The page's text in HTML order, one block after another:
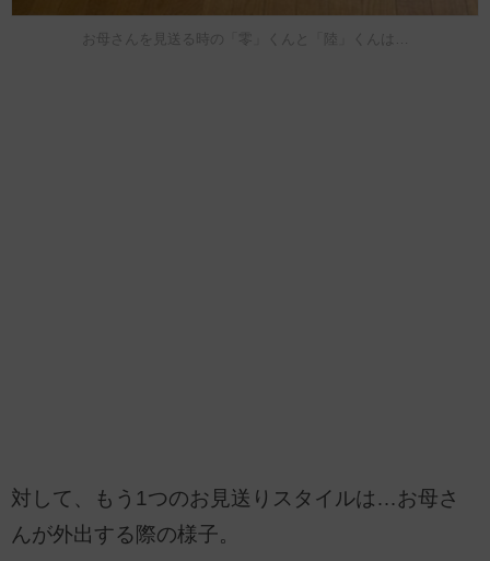
お母さんを見送る時の「零」くんと「陸」くんは…
対して、もう1つのお見送りスタイルは…お母さ
んが外出する際の様子。